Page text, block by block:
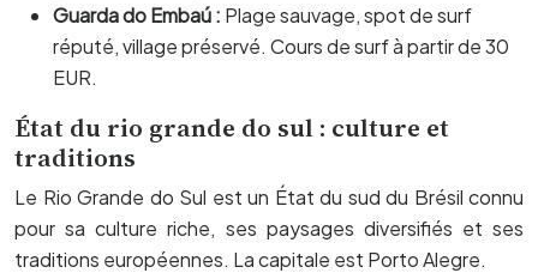
Guarda do Embaú : Plage sauvage, spot de surf
réputé, village préservé. Cours de surf à partir de 30
EUR.
État du rio grande do sul : culture et
traditions
Le Rio Grande do Sul est un État du sud du Brésil connu
pour sa culture riche, ses paysages diversifiés et ses
traditions européennes. La capitale est Porto Alegre.